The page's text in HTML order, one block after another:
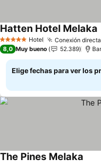
5 Estrellas Hotel Conexión
Hatten Hotel Melaka
8,0 Muy bueno 52.389
Elige fechas para ver los
The Pines Melaka